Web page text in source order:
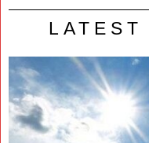
LATEST